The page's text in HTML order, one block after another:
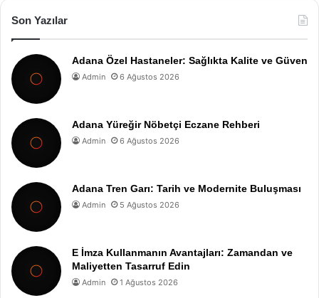
Son Yazılar
Adana Özel Hastaneler: Sağlıkta Kalite ve Güven
Admin 6 Ağustos 2026
Adana Yüreğir Nöbetçi Eczane Rehberi
Admin 6 Ağustos 2026
Adana Tren Garı: Tarih ve Modernite Buluşması
Admin 5 Ağustos 2026
E İmza Kullanmanın Avantajları: Zamandan ve
Maliyetten Tasarruf Edin
Admin 1 Ağustos 2026